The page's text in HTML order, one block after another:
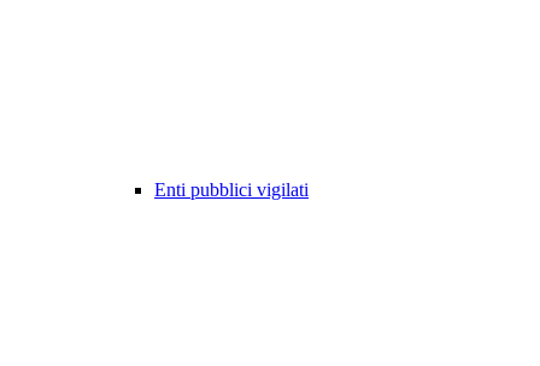
Enti pubblici vigilati